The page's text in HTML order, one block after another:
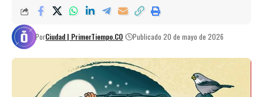
PorCiudad | PrimerTiempo.CO Publicado 20 de mayo de 2026